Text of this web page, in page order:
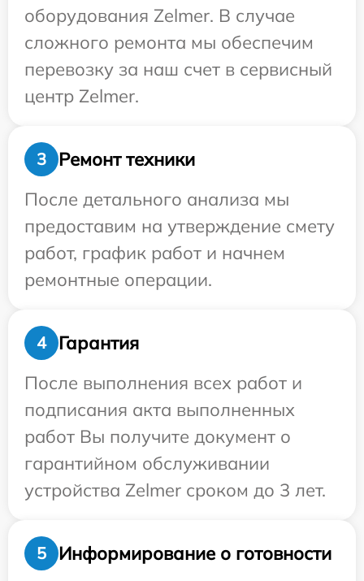
оборудования Zelmer. В случае
сложного ремонта мы обеспечим
перевозку за наш счет в сервисный
центр Zelmer.
3
Ремонт техники
После детального анализа мы
предоставим на утверждение смету
работ, график работ и начнем
ремонтные операции.
4
Гарантия
После выполнения всех работ и
подписания акта выполненных
работ Вы получите документ о
гарантийном обслуживании
устройства Zelmer сроком до 3 лет.
5
Информирование о готовности